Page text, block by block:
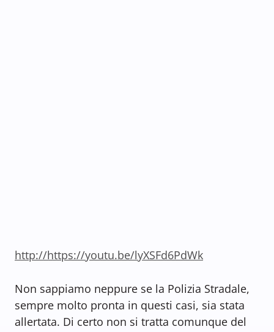
http://https://youtu.be/lyXSFd6PdWk
Non sappiamo neppure se la Polizia Stradale,
sempre molto pronta in questi casi, sia stata
allertata. Di certo non si tratta comunque del